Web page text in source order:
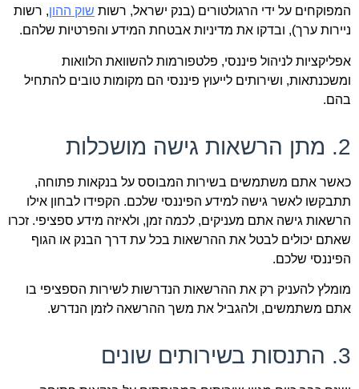
המפוקחים על ידי הרגולטורים (בנק ישראל, רשות שוק ההון, רשות
ניירות ערך), ובדקו את מדיניות אבטחת המידע והפרטיות שלהם.
אפליקציות לניהול פיננסי, פלטפורמות להשוואת הלוואות
ומשכנתאות, ושירותים לייעוץ פיננסי הם מקומות טובים להתחיל
בהם.
2. מתן הרשאות גישה מושכלות
כאשר אתם משתמשים בשירות המבוסס על בנקאות פתוחה,
תתבקשו לאשר גישה למידע הפיננסי שלכם. הקפידו לבחון אילו
הרשאות גישה אתם מעניקים, לכמה זמן, ולאיזה מידע ספציפי. זכרו
שאתם יכולים לבטל את ההרשאות בכל עת דרך הבנק או הגוף
הפיננסי שלכם.
מומלץ להעניק רק את ההרשאות הנדרשות לשירות הספציפי בו
אתם משתמשים, ולהגביל את משך ההרשאה לזמן הנדרש.
3. התנסות בשירותים שונים